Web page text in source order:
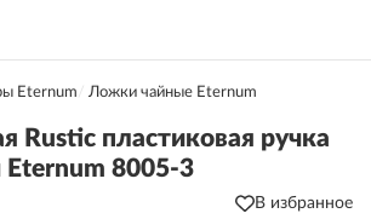
Eternum Ложки чайные Eternum
Rustic пластиковая ручка
8005-3
В избранное